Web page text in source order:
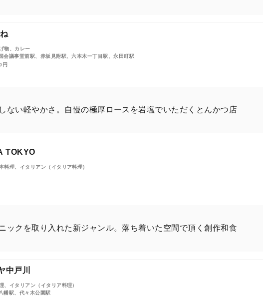
物、カレー
会議事堂前駅、赤坂見附駅、六本木一丁目駅、永田町駅
円
ない軽やかさ。自慢の極厚ロースを岩塩でいただくとんかつ店
TOKYO
料理、イタリアン（イタリア料理）
ックを取り入れた新ジャンル。落ち着いた空間で頂く創作和食
中戸川
、イタリアン（イタリア料理）
幡駅、代々木公園駅